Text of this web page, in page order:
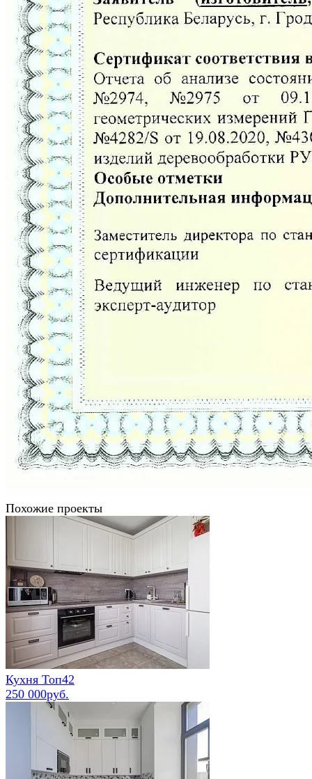
Похожие проекты
Кухня Топ42
250 000руб.